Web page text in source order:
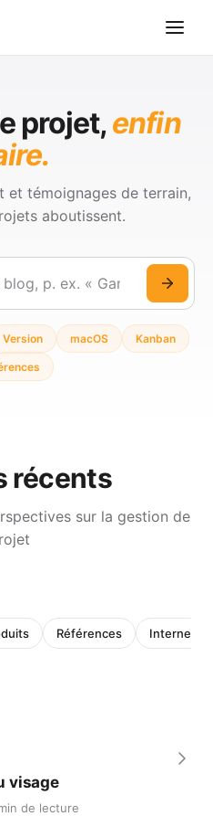
projet,enfin
et témoignages de terrain,
aboutissent.
Version macOS Kanban
récents
sur la gestion de
Références Interne
visage
de lecture